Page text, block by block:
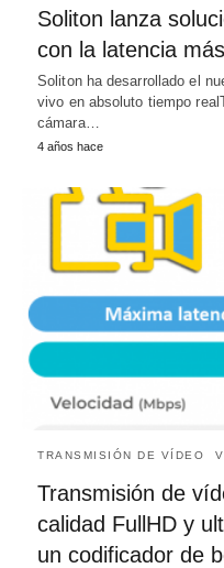
Soliton lanza
con la latencia
Soliton ha desarrollado el
vivo en absoluto tiempo
cámara…
4 años hace
TRANSMISIÓN DE VÍDEO
Transmisión de
calidad FullHD y
un codificador de